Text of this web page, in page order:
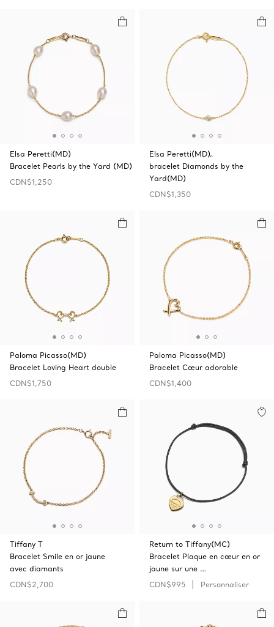
Elsa Peretti(MD)
Bracelet Pearls by the Yard (MD)
CDN$1,250
Elsa Peretti(MD)ₒ
bracelet Diamonds by the
Yard(MD)
CDN$1,350
Paloma Picasso(MD)
Bracelet Loving Heart double
CDN$1,750
Paloma Picasso(MD)
Bracelet Cœur adorable
CDN$1,400
Tiffany T
Bracelet Smile en or jaune
avec diamants
CDN$2,700
Return to Tiffany(MC)
Bracelet Plaque en cœur en or
jaune sur une …
CDN$995
Personnaliser